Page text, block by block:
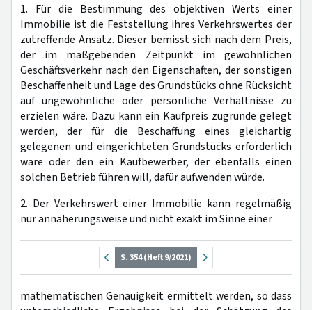
1. Für die Bestimmung des objektiven Werts einer
Immobilie ist die Feststellung ihres Verkehrswertes der
zutreffende Ansatz. Dieser bemisst sich nach dem Preis,
der im maßgebenden Zeitpunkt im gewöhnlichen
Geschäftsverkehr nach den Eigenschaften, der sonstigen
Beschaffenheit und Lage des Grundstücks ohne Rücksicht
auf ungewöhnliche oder persönliche Verhältnisse zu
erzielen wäre. Dazu kann ein Kaufpreis zugrunde gelegt
werden, der für die Beschaffung eines gleichartig
gelegenen und eingerichteten Grundstücks erforderlich
wäre oder den ein Kaufbewerber, der ebenfalls einen
solchen Betrieb führen will, dafür aufwenden würde.
2. Der Verkehrswert einer Immobilie kann regelmäßig
nur annäherungsweise und nicht exakt im Sinne einer
S. 354 (Heft 9/2021)
mathematischen Genauigkeit ermittelt werden, so dass